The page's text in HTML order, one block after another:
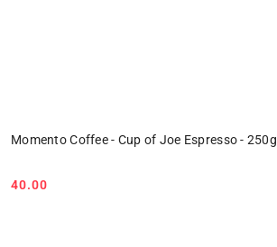
Momento Coffee - Cup of Joe Espresso - 250g
Cena:
40.00